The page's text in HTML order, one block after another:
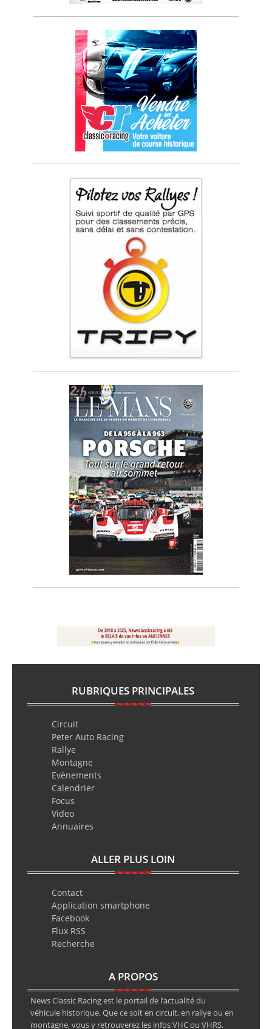
RUBRIQUES PRINCIPALES
Circuit
Peter Auto Racing
Rallye
Montagne
Evènements
Calendrier
Focus
Video
Annuaires
ALLER PLUS LOIN
Contact
Application smartphone
Facebook
Flux RSS
Recherche
A PROPOS
News Classic Racing est le portail de l’actualité du
véhicule historique. Que ce soit en circuit, en rallye ou en
montagne, vous y retrouverez les infos VHC ou VHRS.